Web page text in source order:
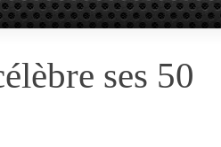
ses 50